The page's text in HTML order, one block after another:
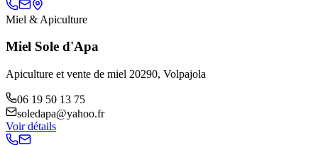
Miel & Apiculture
Miel Sole d'Apa
Apiculture et vente de miel 20290, Volpajola
06 19 50 13 75
soledapa@yahoo.fr
Voir détails